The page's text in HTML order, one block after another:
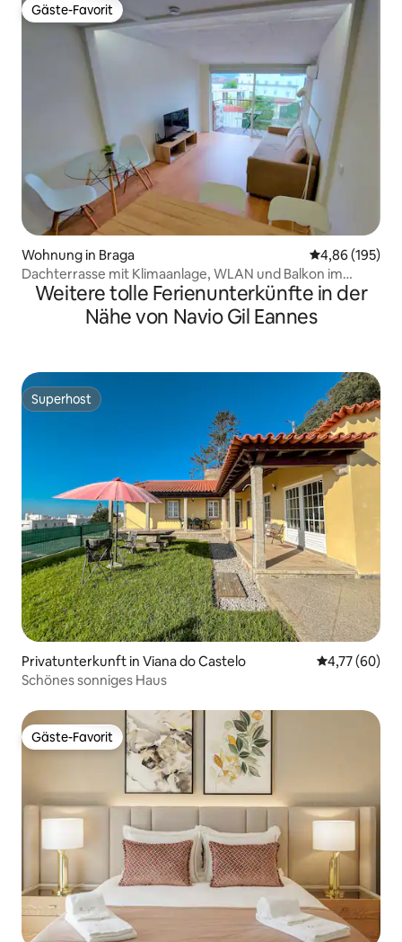
Gäste-Favorit
Gäste-Favorit
Wohnung in Braga
4,86 (195)
Dachterrasse mit Klimaanlage, WLAN und Balkon im
historischen Zentrum
Weitere tolle Ferienunterkünfte in der
Nähe von Navio Gil Eannes
Superhost
Superhost
Privatunterkunft in Viana do Castelo
4,77 (60)
Schönes sonniges Haus
Gäste-Favorit
Gäste-Favorit